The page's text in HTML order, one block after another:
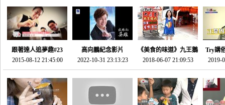
跟著達人追夢趣#23
promo-我想開間咖啡
館(謝佳凌)
2015-08-12 21:45:00
高向鵬紀念影片
2022-10-31 23:13:23
《美食的味道》九王鵝
肉
2018-06-07 21:09:53
Try講
2019-